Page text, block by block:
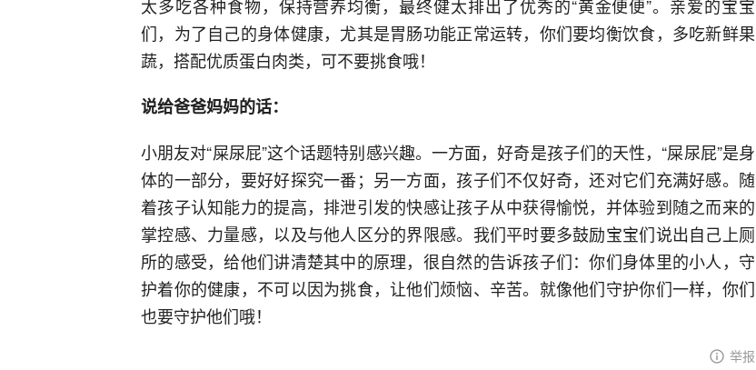
太多吃各种食物，保持营养均衡，最终健太排出了优秀的“黄金便便”。亲爱的宝宝
们，为了自己的身体健康，尤其是胃肠功能正常运转，你们要均衡饮食，多吃新鲜果
蔬，搭配优质蛋白肉类，可不要挑食哦！
说给爸爸妈妈的话：
小朋友对“屎尿屁”这个话题特别感兴趣。一方面，好奇是孩子们的天性，“屎尿屁”是身
体的一部分，要好好探究一番；另一方面，孩子们不仅好奇，还对它们充满好感。随
着孩子认知能力的提高，排泄引发的快感让孩子从中获得愉悦，并体验到随之而来的
掌控感、力量感，以及与他人区分的界限感。我们平时要多鼓励宝宝们说出自己上厕
所的感受，给他们讲清楚其中的原理，很自然的告诉孩子们：你们身体里的小人，守
护着你的健康，不可以因为挑食，让他们烦恼、辛苦。就像他们守护你们一样，你们
也要守护他们哦！
举报